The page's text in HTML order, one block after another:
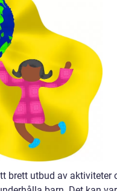
brett utbud av aktiviteter